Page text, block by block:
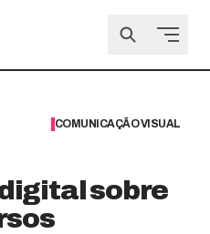
COMUNICAÇÃO VISUAL
sobre